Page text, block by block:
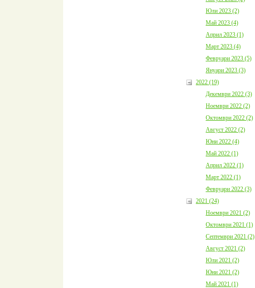
Юли 2023 (2)
Май 2023 (4)
Април 2023 (1)
Март 2023 (4)
Февруари 2023 (5)
Януари 2023 (3)
2022 (19)
Декември 2022 (3)
Ноември 2022 (2)
Октомври 2022 (2)
Август 2022 (2)
Юни 2022 (4)
Май 2022 (1)
Април 2022 (1)
Март 2022 (1)
Февруари 2022 (3)
2021 (24)
Ноември 2021 (2)
Октомври 2021 (1)
Септември 2021 (2)
Август 2021 (2)
Юли 2021 (2)
Юни 2021 (2)
Май 2021 (1)